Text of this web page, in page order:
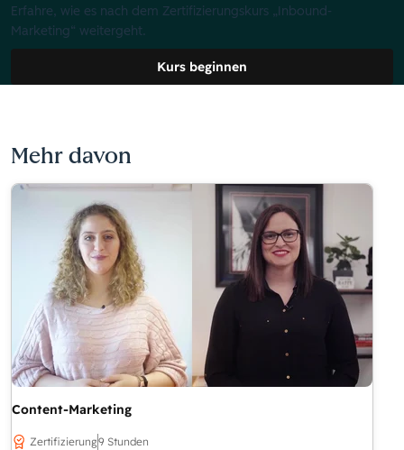
Erfahre, wie es nach dem Zertifizierungskurs „Inbound-
Marketing“ weitergeht.
Kurs beginnen
Mehr davon
Content-Marketing
Zertifizierung9 Stunden